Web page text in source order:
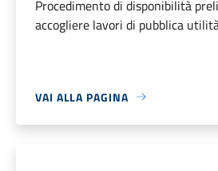
Procedimento di disponibilità
accogliere lavori di pubblica
VAI ALLA PAGINA